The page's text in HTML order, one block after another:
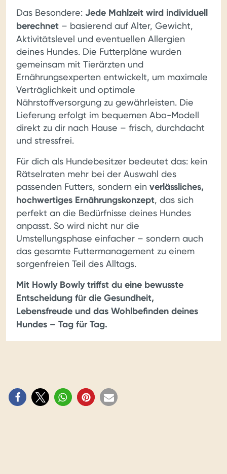
Das Besondere: Jede Mahlzeit wird individuell
berechnet – basierend auf Alter, Gewicht,
Aktivitätslevel und eventuellen Allergien
deines Hundes. Die Futterpläne wurden
gemeinsam mit Tierärzten und
Ernährungsexperten entwickelt, um maximale
Verträglichkeit und optimale
Nährstoffversorgung zu gewährleisten. Die
Lieferung erfolgt im bequemen Abo-Modell
direkt zu dir nach Hause – frisch, durchdacht
und stressfrei.
Für dich als Hundebesitzer bedeutet das: kein
Rätselraten mehr bei der Auswahl des
passenden Futters, sondern ein verlässliches,
hochwertiges Ernährungskonzept, das sich
perfekt an die Bedürfnisse deines Hundes
anpasst. So wird nicht nur die
Umstellungsphase einfacher – sondern auch
das gesamte Futtermanagement zu einem
sorgenfreien Teil des Alltags.
Mit Howly Bowly triffst du eine bewusste
Entscheidung für die Gesundheit,
Lebensfreude und das Wohlbefinden deines
Hundes – Tag für Tag.